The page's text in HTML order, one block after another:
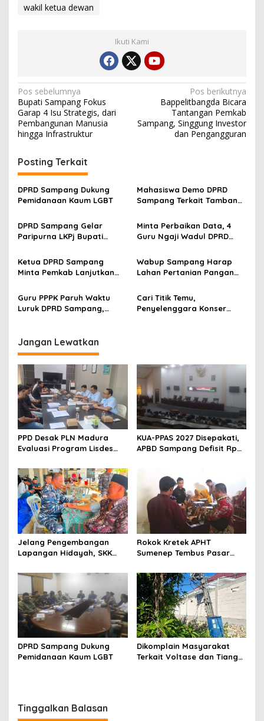
wakil ketua dewan
Ikuti Kami
Navigasi
pos
Pos sebelumnya
Bupati Sampang Fokus
Garap 4 Isu Strategis, dari
Pembangunan Manusia
hingga Infrastruktur
Pos berikutnya
Bappelitbangda Bicara
Tantangan Pemkab
Sampang, Singgung Investor
dan Pengangguran
Posting Terkait
DPRD Sampang Dukung
Pemidanaan Kaum LGBT
Mahasiswa Demo DPRD
Sampang Terkait Tambang
DPRD Sampang Gelar
Paripurna LKPj Bupati
Minta Perbaikan Data, 4
Guru Ngaji Wadul DPRD
Ketua DPRD Sampang
Minta Pemkab Lanjutkan
Masyarakat
Wabup Sampang Harap
Lahan Pertanian Pangan
Guru PPPK Paruh Waktu
Luruk DPRD Sampang,
Cari Titik Temu,
Penyelenggara Konser
Jangan Lewatkan
PPD Desak PLN Madura
Evaluasi Program Lisdes
KUA-PPAS 2027 Disepakati,
APBD Sampang Defisit Rp
Jelang Pengembangan
Lapangan Hidayah, SKK
Perkuat Sinergi dengan
Nelayan Sampang
Rokok Kretek APHT
Sumenep Tembus Pasar
DPRD Sampang Dukung
Pemidanaan Kaum LGBT
Dikomplain Masyarakat
Terkait Voltase dan Tiang
Tinggalkan Balasan